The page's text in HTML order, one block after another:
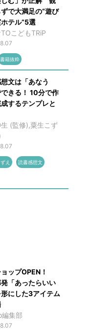
で大満足の“遊び
テル”5選
こどもTRiP
書籍抜粋
文は「あなう
きる！ 10分で作
するテンプレと
(監修),粟生こず
え 読書感想文
ップOPEN！
「あったらいい
にした3アイテム
集部